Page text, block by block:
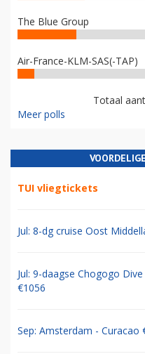
The Blue Group
Air-France-KLM-SAS(-TAP)
Totaal
Meer polls
TUI vliegtickets
Jul: 8-dg cruise Oost
Jul: 9-daagse Chogogo
€1056
Sep: Amsterdam - Curacao